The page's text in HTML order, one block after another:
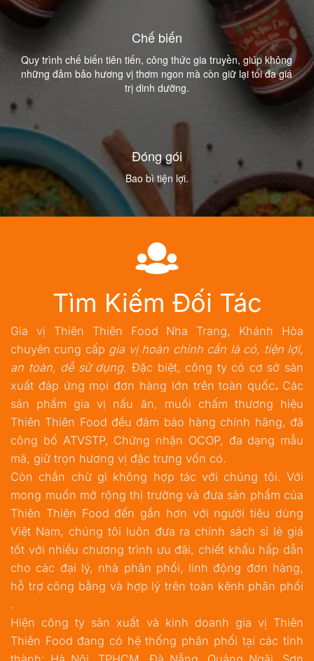
Chế biến
Quy trình chế biến tiên tiến, công thức gia truyền, giúp không
những đảm bảo hương vị thơm ngon mà còn giữ lại tối đa giá
trị dinh dưỡng.
Đóng gói
Bao bì tiện lợi.
Tìm Kiếm Đối Tác
Gia vị Thiên Thiên Food Nha Trang, Khánh Hòa
chuyên cung cấp gia vị hoàn chỉnh cần là có, tiện lợi,
an toàn, dễ sử dụng. Đặc biệt, công ty có cơ sở sản
xuất đáp ứng mọi đơn hàng lớn trên toàn quốc. Các
sản phẩm gia vị nấu ăn, muối chấm thương hiệu
Thiên Thiên Food đều đảm bảo hàng chính hãng, đã
công bố ATVSTP, Chứng nhận OCOP, đa dạng mẫu
mã, giữ trọn hương vị đặc trưng vốn có.
Còn chần chừ gì không hợp tác với chúng tôi. Với
mong muốn mở rộng thị trường và đưa sản phẩm của
Thiên Thiên Food đến gần hơn với người tiêu dùng
Việt Nam, chúng tôi luôn đưa ra chính sách sỉ lẻ giá
tốt với nhiều chương trình ưu đãi, chiết khấu hấp dẫn
cho các đại lý, nhà phân phối, linh động đơn hàng,
hỗ trợ công bằng và hợp lý trên toàn kênh phân phối
.
Hiện công ty sản xuất và kinh doanh gia vị Thiên
Thiên Food đang có hệ thống phân phối tại các tỉnh